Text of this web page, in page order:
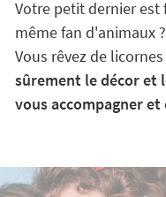
Votre petit dernier est
même fan d'animaux
Vous rêvez de licornes
sûrement le décor et
vous accompagner